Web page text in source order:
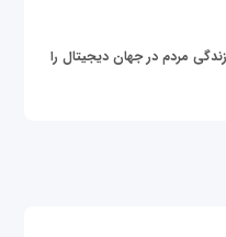
مردم در جهان دیجیتال را